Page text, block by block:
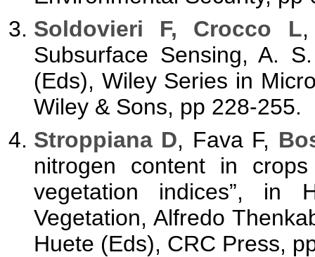
Soldovieri F, Crocco L
Subsurface Sensing, A.
(Eds), Wiley Series in
Wiley & Sons, pp 228-255.
Stroppiana D, Fava F,
nitrogen content in
vegetation indices”, in
Vegetation, Alfredo
Huete (Eds), CRC Press,